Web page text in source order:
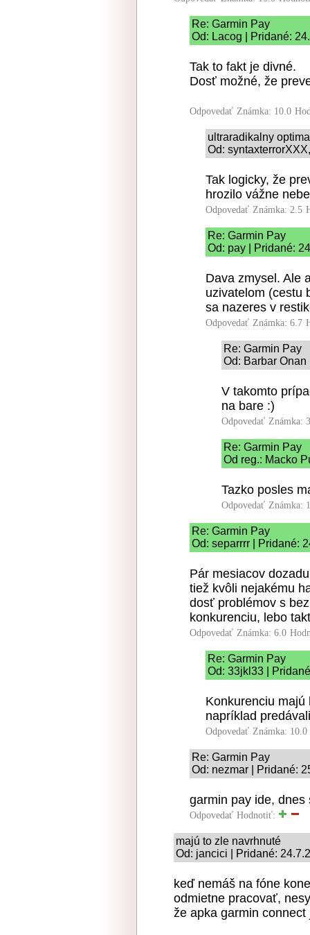
Re: Garmin Pay
Od: Lacog | Pridané:
Tak to fakt je divné.
Dosť možné, že
Odpovedať Známka: 10.0
ultraradikalny
Od:
Tak logicky, že
hrozilo vážne
Odpovedať Známka: 2.5
Re: Garmin Pay
Od: pay | Pridané:
Dava zmysel. Ale
uzivatelom (cestu
sa nazeres v
Odpovedať Známka: 6.7
Re: Garmin Pay
Od: Barbar
V takomto
na bare :)
Odpovedať Známka:
Re: Garmin Pay
Od reg.: Macko
Tazko posles
Odpovedať Známka:
Re: Garmin Pay
Od: separrrr | Pridané:
Pár mesiacov
tiež kvôli nejakému
dosť problémov s
konkurenciu, lebo
Odpovedať Známka: 6.0
Re: Garmin Pay
Od: 33jkl33 |
Konkurenciu majú
napríklad
Odpovedať Známka: 10.0
Re: Garmin Pay
Od: nezmar | Pridané:
garmin pay ide, dnes
Odpovedať Hodnotiť:
majú to zle navrhnuté
Od: jancici | Pridané:
keď nemáš na fóne
odmietne pracovať,
že apka garmin